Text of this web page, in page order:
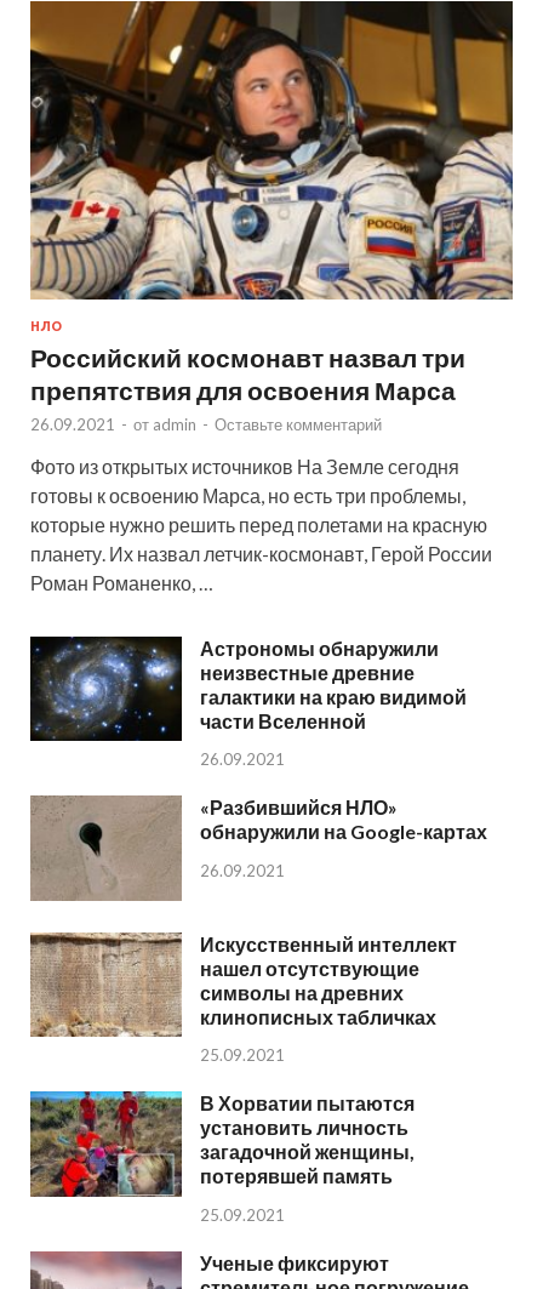
НЛО
Российский космонавт назвал три
препятствия для освоения Марса
26.09.2021 - от admin - Оставьте комментарий
Фото из открытых источников На Земле сегодня
готовы к освоению Марса, но есть три проблемы,
которые нужно решить перед полетами на красную
планету. Их назвал летчик-космонавт, Герой России
Роман Романенко, …
Астрономы обнаружили
неизвестные древние
галактики на краю видимой
части Вселенной
26.09.2021
«Разбившийся НЛО»
обнаружили на Google-картах
26.09.2021
Искусственный интеллект
нашел отсутствующие
символы на древних
клинописных табличках
25.09.2021
В Хорватии пытаются
установить личность
загадочной женщины,
потерявшей память
25.09.2021
Ученые фиксируют